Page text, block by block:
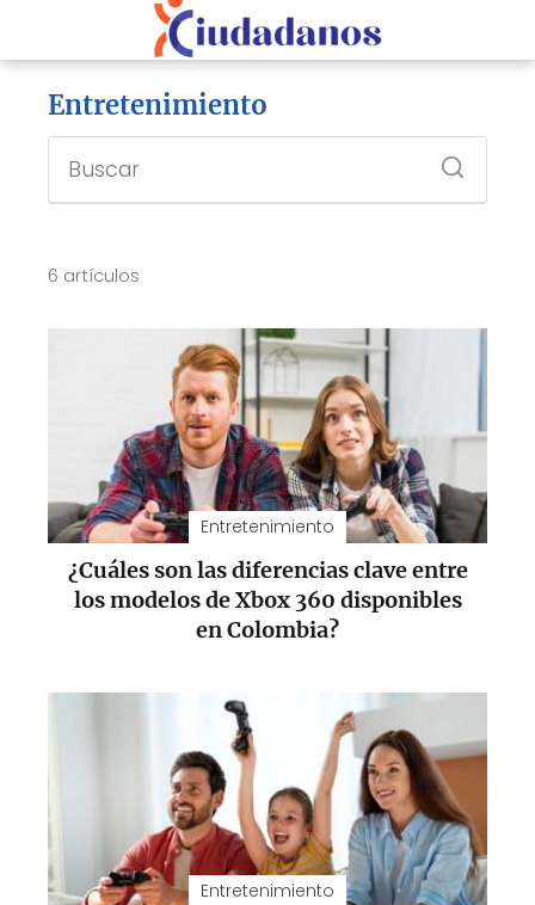
Entretenimiento
6 artículos
Entretenimiento
¿Cuáles son las diferencias clave entre
los modelos de Xbox 360 disponibles
en Colombia?
Entretenimiento